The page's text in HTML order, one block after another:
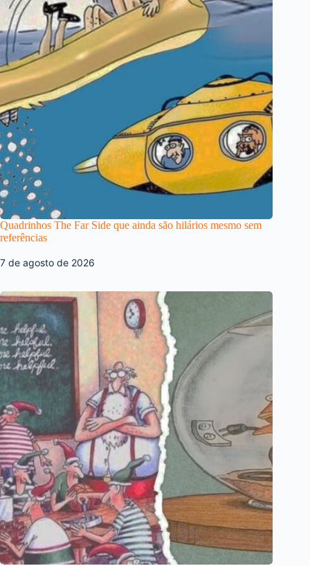
Quadrinhos The Far Side que ainda são hilários mesmo sem
referências
7 de agosto de 2026